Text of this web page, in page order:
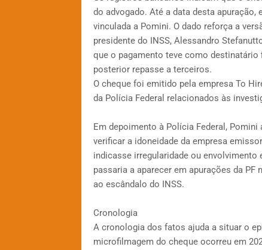
do advogado. Até a data desta
vinculada a Pomini. O dado reforça a
presidente do INSS, Alessandro
que o pagamento teve como
posterior repasse a terceiros.
O cheque foi emitido pela empresa To
da Polícia Federal relacionados às
Em depoimento à Polícia Federal,
verificar a idoneidade da empresa
indicasse irregularidade ou
passaria a aparecer em apurações da
ao escândalo do INSS.
Cronologia
A cronologia dos fatos ajuda a situar o
microfilmagem do cheque ocorreu em